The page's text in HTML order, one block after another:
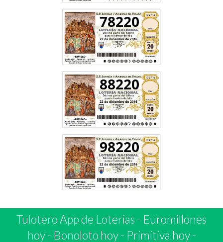
78220
88220
98220
Tulotero App de Loterias - Euromillones
hoy- Bonoloto hoy- Primitiva hoy-